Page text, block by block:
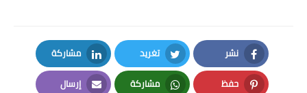
نشر
Facebook
تغريد
Twitter
مشاركة
LinkedIn
حفظ مشاركة إرسال